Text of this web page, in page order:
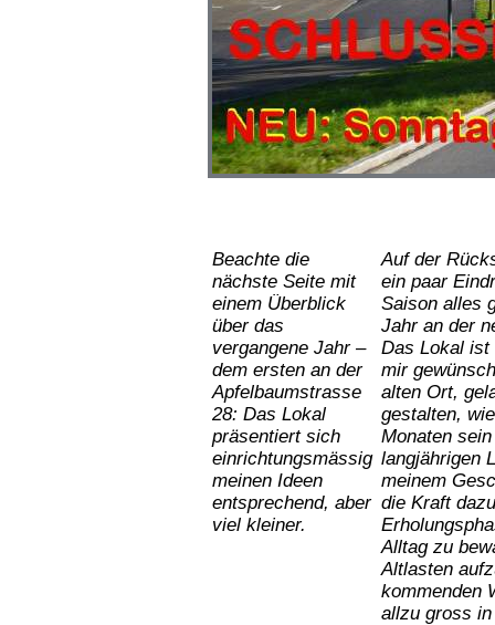
Beachte die
nächste Seite mit
einem Überblick
über das
vergangene Jahr –
dem ersten an der
Apfelbaumstrasse
28: Das Lokal
präsentiert sich
einrichtungsmässig
meinen Ideen
entsprechend, aber
viel kleiner.
Auf der
ein paar
Saison alles
Jahr an der
Das Lokal ist
mir
alten Ort,
gestalten,
Monaten
langjährigen
meinem
die Kraft
Alltag zu
Altlasten
kommenden
allzu gross